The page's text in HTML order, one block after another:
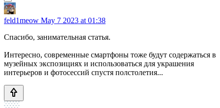
feld1meow May 7 2023 at 01:38
Спасибо, занимательная статья.
Интересно, современные смартфоны тоже будут содержаться в
музейных экспозициях и использоваться для украшения
интерьеров и фотосессий спустя полстолетия...